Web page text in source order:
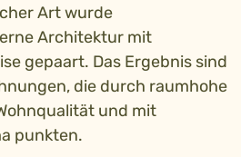
Art wurde
Architektur mit
gepaart. Das Ergebnis sind
die durch raumhohe
und mit
punkten.